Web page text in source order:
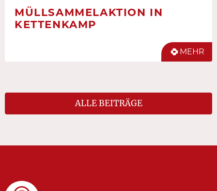
MÜLLSAMMELAKTION IN
KETTENKAMP
MEHR
ALLE BEITRÄGE